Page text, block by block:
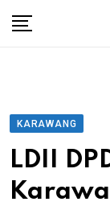
KARAWANG
LDII